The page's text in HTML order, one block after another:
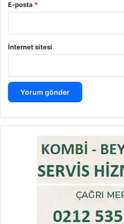
E-posta *
İnternet sitesi